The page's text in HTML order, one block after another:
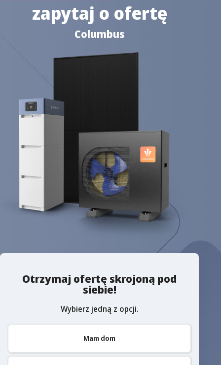
zapytaj o ofertę
Columbus
Otrzymaj ofertę skrojoną pod
siebie!
Wybierz jedną z opcji.
Mam dom